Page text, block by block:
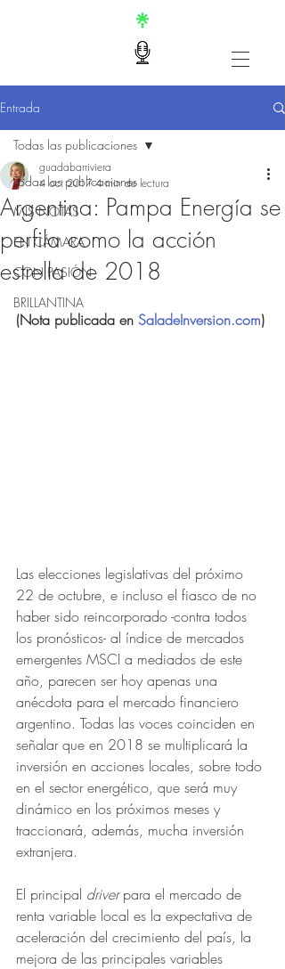
Entrada
Todas las publicaciones
MIS NOTAS
EN CÁMARA
CON PASIÓN
BRILLANTINA
Todas las publicaciones
Argentina: Pampa Energía se
perfila como la acción
estrella de 2018
guadabarriviera
4 oct 2017 4 min de lectura
(Nota publicada en SaladeInversion.com)
Las elecciones legislativas del próximo
22 de octubre, e incluso el fiasco de no
haber sido reincorporado -contra todos
los pronósticos- al índice de mercados
emergentes MSCI a mediados de este
año, parecen ser hoy apenas una
anécdota para el mercado financiero
argentino. Todas las voces coinciden en
señalar que en 2018 se multiplicará la
inversión en acciones locales, sobre todo
en el sector energético, que será muy
dinámico en los próximos meses y
traccionará, además, mucha inversión
extranjera.
El principal driver para el mercado de
renta variable local es la expectativa de
aceleración del crecimiento del país, la
mejora de las principales variables